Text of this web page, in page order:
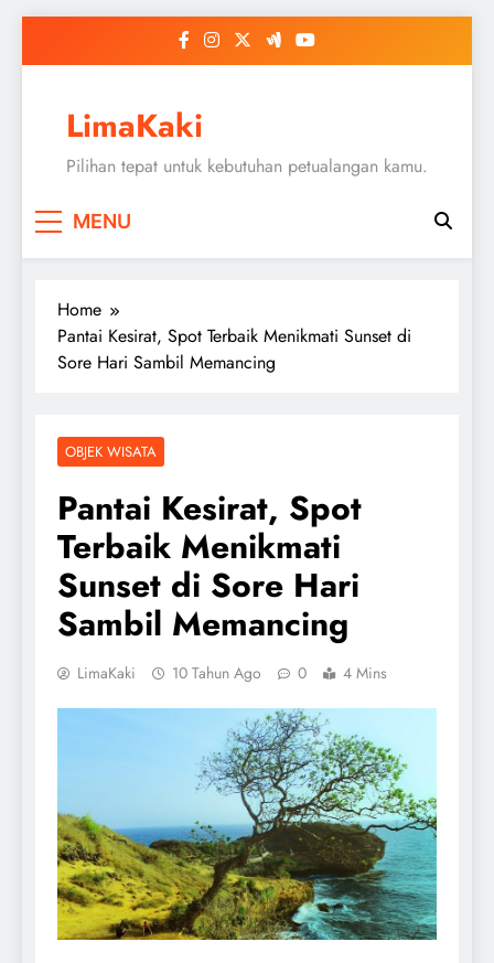
LimaKaki
Pilihan tepat untuk kebutuhan petualangan kamu.
MENU
Home
Pantai Kesirat, Spot Terbaik Menikmati Sunset di
Sore Hari Sambil Memancing
OBJEK WISATA
Pantai Kesirat, Spot
Terbaik Menikmati
Sunset di Sore Hari
Sambil Memancing
LimaKaki 10 Tahun Ago 0 4 Mins